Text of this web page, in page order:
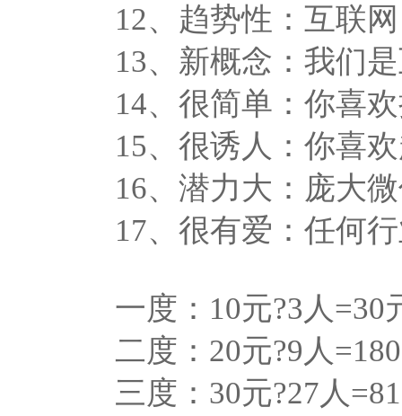
12、趋势性：互联
13、新概念：我们
14、很简单：你喜
15、很诱人：你喜
16、潜力大：庞大
17、很有爱：任何
一度：10元?3人=30
二度：20元?9人
三度：30元?27人